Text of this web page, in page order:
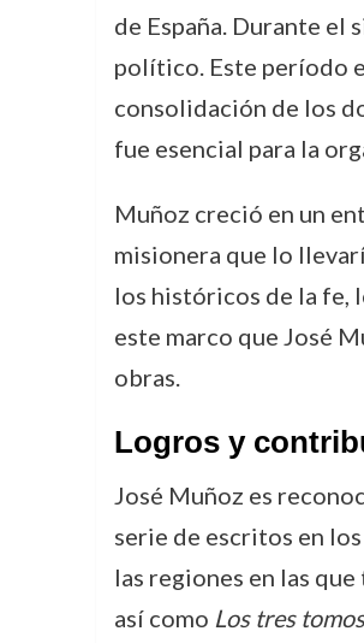
de España. Durante el
político. Este período
consolidación de los
fue esencial para la
Muñoz creció en un
misionera que lo
los históricos de la fe,
este marco que José
obras.
Logros y
José Muñoz es
serie de escritos en
las regiones en las
así como Los tres